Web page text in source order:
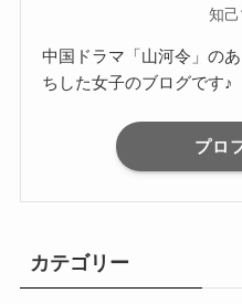
知
中国ドラマ「山河令」の
ちした女子のブログです♪
プロ
カテゴリー